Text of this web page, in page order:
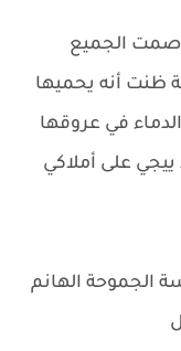
صمت الجميع
ظنت أنه يحميها
في عروقها
على أملاكي
الجموحة الهانم